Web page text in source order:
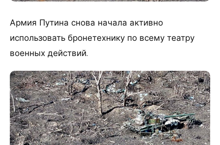
Армия Путина снова начала активно
использовать бронетехнику по всему театру
военных действий.